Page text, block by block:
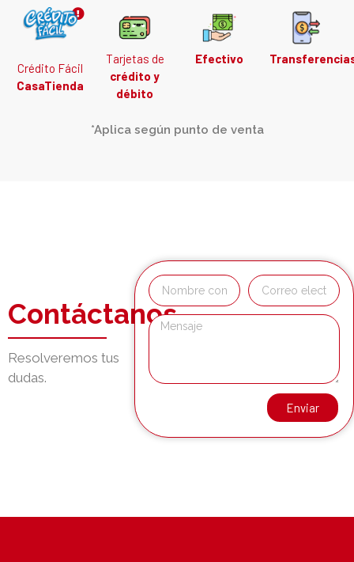
Crédito Fácil
CasaTienda
Tarjetas de
crédito y
débito
Efectivo
*Aplica según punto de venta
Contáctanos
Resolveremos tus
dudas.
Enviar